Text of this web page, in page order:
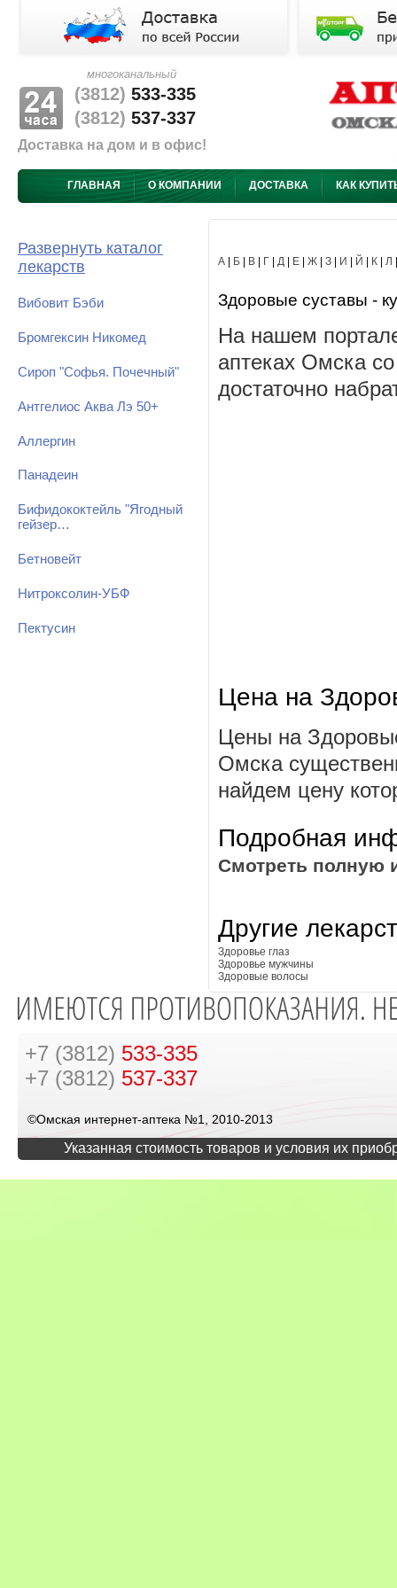
многоканальный
(3812) 533-335
(3812) 537-337
Доставка на дом и в офис!
ГЛАВНАЯ О КОМПАНИИ ДОСТАВКА КАК
Развернуть каталог
лекарств
Вибовит Бэби
Бромгексин Никомед
Сироп "Софья. Почечный"
Антгелиос Аква Лэ 50+
Аллергин
Панадеин
Бифидококтейль "Ягодный
гейзер…
Бетновейт
Нитроксолин-УБФ
Пектусин
А Б В Г Д Е Ж З И Й К Л
Здоровые суставы -
На нашем
аптеках Омска
достаточно
Цена на
Цены на
Омска
найдем цену
Подробная
Смотреть полную
Другие
Здоровье глаз
Здоровье мужчины
Здоровые волосы
+7 (3812) 533-335
+7 (3812) 537-337
©Омская интернет-аптека №1, 2010-2013
Указанная стоимость товаров и условия их